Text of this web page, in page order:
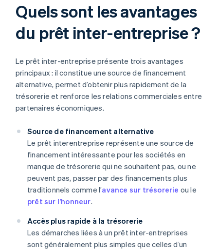
Quels sont les avantages
du prêt inter-entreprise ?
Le prêt inter-entreprise présente trois avantages
principaux : il constitue une source de financement
alternative, permet d’obtenir plus rapidement de la
trésorerie et renforce les relations commerciales entre
partenaires économiques.
Source de financement alternative
Le prêt interentreprise représente une source de
financement intéressante pour les sociétés en
manque de trésorerie qui ne souhaitent pas, ou ne
peuvent pas, passer par des financements plus
traditionnels comme l’avance sur trésorerie ou le
prêt sur l’honneur.
Accès plus rapide à la trésorerie
Les démarches liées à un prêt inter-entreprises
sont généralement plus simples que celles d’un